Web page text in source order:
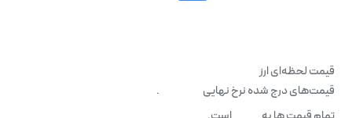
قیمت لحظه‌ای ارز
قیمت‌های درج شده نرخ نهایی
.